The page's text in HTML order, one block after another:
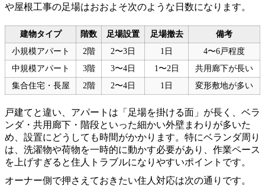
や屋根工事の足場はおおよそ次のような日数になります。
建物タイプ 階数 足場設置 足場撤去
備考
小規模アパート
2階 2〜3日 1日
4〜6戸程度
中規模アパート
3階 3〜4日 1〜2日
共用廊下が長い
集合住宅・長屋
2階 2〜4日 1日 変形敷地が多い
戸建てと違い、アパートは「足場を掛ける面」が長く、ベラ
ンダ・共用廊下・階段といった細かい外壁まわりが多いた
め、設置にどうしても時間がかかります。特にベランダ周り
は、洗濯物や荷物を一時的に動かす必要があり、作業ペース
を上げすぎると住人トラブルになりやすいポイントです。
オーナー側で押さえておきたい住人対応は次の通りです。